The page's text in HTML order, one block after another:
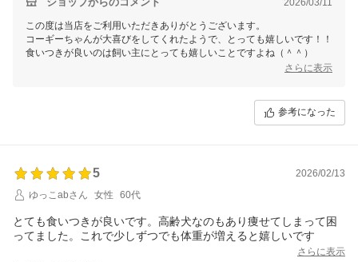
この度は当店をご利用いただきありがとうございます。
コーギーちゃんが大喜びをしてくれたようで、とっても嬉しいです！！
食いつきが良いのは飼い主にとっても嬉しいことですよね（＾＾）
さらに表示
参考になった
5
2026/02/13
ゆっこabさん
女性 60代
とても食いつきが良いです。高齢犬なのもあり痩せてしまって困
ってました。これで少しずつでも体重が増えると嬉しいです
さらに表示